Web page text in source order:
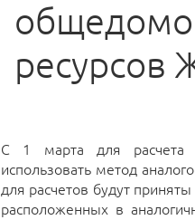
ресурсов
С 1 марта для расчета
использовать метод
для расчетов будут
расположенных в